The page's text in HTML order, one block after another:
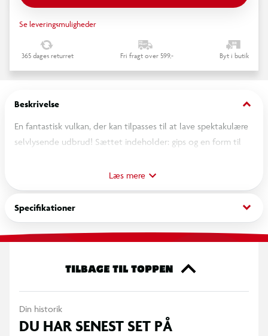
Se leveringsmuligheder
365 dages returret Fri fragt over 599,- Byt i butik
Beskrivelse keyboard_arrow_down
En fantastisk vulkan, der kan tilpasses til at lave spektakulære
selvlysende udbrud! Sættet indeholder: gips og en form til
bikarbonat, en UV-fakkel og neon-pigment til at skabe
fantastiske udbrud! Et af de mest kendte videnskabelige
eksperimenter er nu endnu sjovere takket være neon-effekten
af vulkanens "lava"! Den videnskabelige manual hjælper barnet
med at gennemføre de forskellige eksperimenter i total
på en nem og sjov måde. · Kombinerer indlæring og leg. ·
Læs mere
Specifikationer keyboard_arrow_down
TILBAGE TIL TOPPEN
Din historik
DU HAR SENEST SET PÅ